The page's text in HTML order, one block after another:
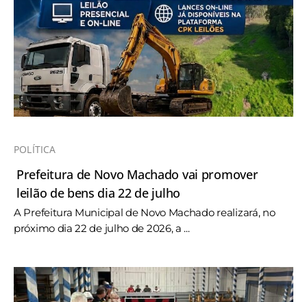
POLÍTICA
Prefeitura de Novo Machado vai promover
leilão de bens dia 22 de julho
A Prefeitura Municipal de Novo Machado realizará, no
próximo dia 22 de julho de 2026, a ...